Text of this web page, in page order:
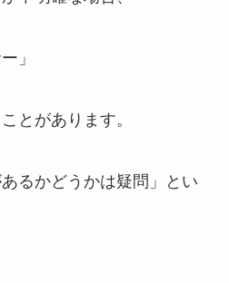
」
とがあります。
るかどうかは疑問」とい